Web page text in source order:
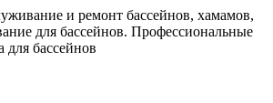
и ремонт бассейнов, хамамов,
для бассейнов. Профессиональные
для бассейнов